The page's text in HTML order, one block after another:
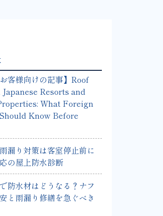
お客様向けの記事】Roof
Resorts and
What Foreign
Know Before
漏り対策は客室停止前に
の屋上防水診断
防水材はどうなる？ナフ
と雨漏り修繕を急ぐべき